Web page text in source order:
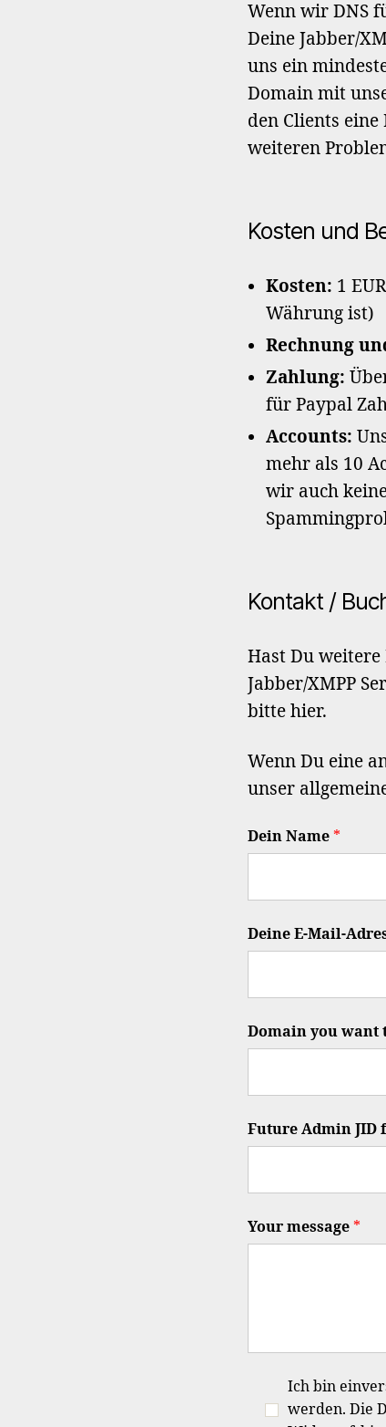
Wenn wir DNS
Deine Jabber/
uns ein
Domain mit
den Clients
weiteren
Kosten und
Kosten: 1
Währung ist)
Rechnung
Zahlung:
für Paypal
Accounts:
mehr als 10
wir auch
Kontakt /
Hast Du weitere
Jabber/XMPP
bitte hier.
Wenn Du eine
unser
Dein Name *
Deine E-Mail-
Domain you want
Future Admin JID
Your message *
Ich bin
werden. Die